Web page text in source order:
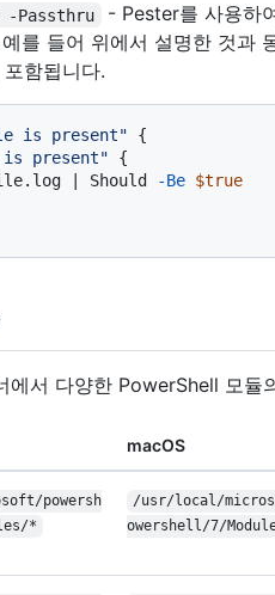
-Passthru - Pester를 사용하
를 들어 위에서 설명한 것과
함됩니다.
is present" {
present" {
| Should -Be $true
서 다양한 PowerShell 모듈
macOS
powersh
*
/usr/local/
owershell/7/